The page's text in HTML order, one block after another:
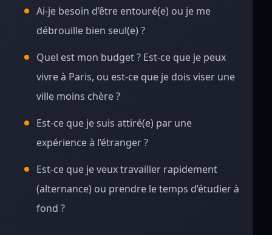
Ai-je besoin d’être entouré(e) ou je me
débrouille bien seul(e) ?
Quel est mon budget ? Est-ce que je peux
vivre à Paris, ou est-ce que je dois viser une
ville moins chère ?
Est-ce que je suis attiré(e) par une
expérience à l’étranger ?
Est-ce que je veux travailler rapidement
(alternance) ou prendre le temps d’étudier à
fond ?